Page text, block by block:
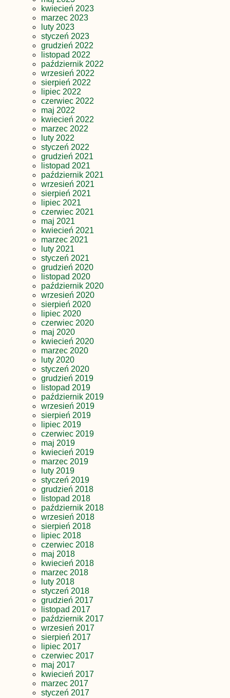
kwiecień 2023
marzec 2023
luty 2023
styczeń 2023
grudzień 2022
listopad 2022
październik 2022
wrzesień 2022
sierpień 2022
lipiec 2022
czerwiec 2022
maj 2022
kwiecień 2022
marzec 2022
luty 2022
styczeń 2022
grudzień 2021
listopad 2021
październik 2021
wrzesień 2021
sierpień 2021
lipiec 2021
czerwiec 2021
maj 2021
kwiecień 2021
marzec 2021
luty 2021
styczeń 2021
grudzień 2020
listopad 2020
październik 2020
wrzesień 2020
sierpień 2020
lipiec 2020
czerwiec 2020
maj 2020
kwiecień 2020
marzec 2020
luty 2020
styczeń 2020
grudzień 2019
listopad 2019
październik 2019
wrzesień 2019
sierpień 2019
lipiec 2019
czerwiec 2019
maj 2019
kwiecień 2019
marzec 2019
luty 2019
styczeń 2019
grudzień 2018
listopad 2018
październik 2018
wrzesień 2018
sierpień 2018
lipiec 2018
czerwiec 2018
maj 2018
kwiecień 2018
marzec 2018
luty 2018
styczeń 2018
grudzień 2017
listopad 2017
październik 2017
wrzesień 2017
sierpień 2017
lipiec 2017
czerwiec 2017
maj 2017
kwiecień 2017
marzec 2017
styczeń 2017